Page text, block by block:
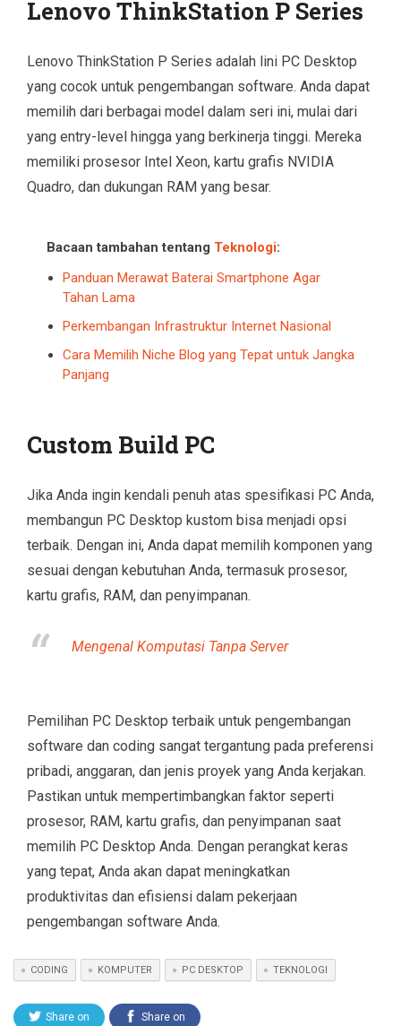
Lenovo ThinkStation P Series
Lenovo ThinkStation P Series adalah lini PC Desktop
yang cocok untuk pengembangan software. Anda dapat
memilih dari berbagai model dalam seri ini, mulai dari
yang entry-level hingga yang berkinerja tinggi. Mereka
memiliki prosesor Intel Xeon, kartu grafis NVIDIA
Quadro, dan dukungan RAM yang besar.
Bacaan tambahan tentang Teknologi:
Panduan Merawat Baterai Smartphone Agar
Tahan Lama
Perkembangan Infrastruktur Internet Nasional
Cara Memilih Niche Blog yang Tepat untuk Jangka
Panjang
Custom Build PC
Jika Anda ingin kendali penuh atas spesifikasi PC Anda,
membangun PC Desktop kustom bisa menjadi opsi
terbaik. Dengan ini, Anda dapat memilih komponen yang
sesuai dengan kebutuhan Anda, termasuk prosesor,
kartu grafis, RAM, dan penyimpanan.
Mengenal Komputasi Tanpa Server
Pemilihan PC Desktop terbaik untuk pengembangan
software dan coding sangat tergantung pada preferensi
pribadi, anggaran, dan jenis proyek yang Anda kerjakan.
Pastikan untuk mempertimbangkan faktor seperti
prosesor, RAM, kartu grafis, dan penyimpanan saat
memilih PC Desktop Anda. Dengan perangkat keras
yang tepat, Anda akan dapat meningkatkan
produktivitas dan efisiensi dalam pekerjaan
pengembangan software Anda.
CODING KOMPUTER PC DESKTOP TEKNOLOGI
Share on Share on